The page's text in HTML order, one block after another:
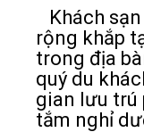
Khách
rộng khắp
trong địa
quý du
gian lưu trú
tắm nghỉ